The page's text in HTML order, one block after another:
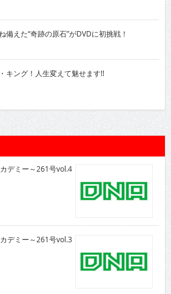
えた“奇跡の原石”がDVDに初挑戦！
ング！人生変えて魅せます!!
デミー～261号vol.4
デミー～261号vol.3